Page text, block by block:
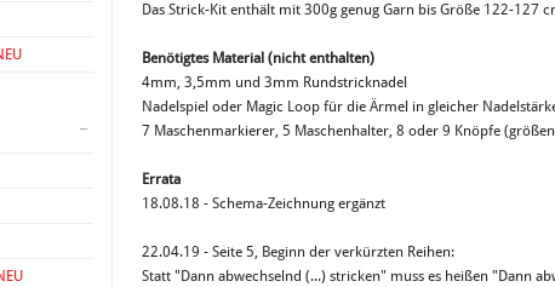
Das Strick-Kit enthält mit 300g genug Garn bis Größe 122-127
Benötigtes Material (nicht enthalten)
4mm, 3,5mm und 3mm Rundstricknadel
Nadelspiel oder Magic Loop für die Ärmel in gleicher
7 Maschenmarkierer, 5 Maschenhalter, 8 oder 9 Knöpfe
Errata
18.08.18 - Schema-Zeichnung ergänzt
22.04.19 - Seite 5, Beginn der verkürzten Reihen:
Statt "Dann abwechselnd (...) stricken" muss es heißen "Dann